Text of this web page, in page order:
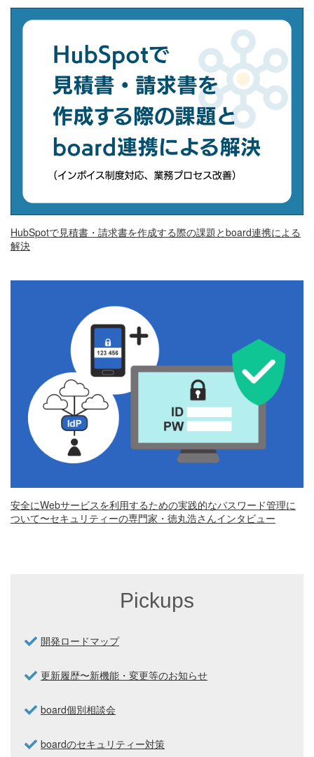
HubSpotで見積書・請求書を作成する際の課題とboard連携による
解決
安全にWebサービスを利用するための実践的なパスワード管理に
ついて〜セキュリティーの専門家・徳丸浩さんインタビュー
Pickups
開発ロードマップ
更新履歴〜新機能・変更等のお知らせ
board個別相談会
boardのセキュリティー対策